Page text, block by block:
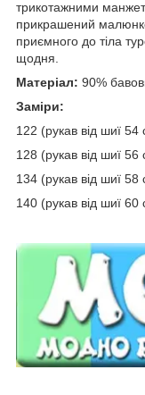
трикотажними
прикрашений
приємного до тіла
щодня.
Матеріал: 90%
Заміри:
122 (рукав від шиї
128 (рукав від шиї
134 (рукав від шиї
140 (рукав від шиї